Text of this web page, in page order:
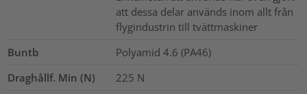
att dessa delar används inom allt från
flygindustrin till tvättmaskiner
Buntb
Polyamid 4.6 (PA46)
Draghållf. Min (N)
225 N